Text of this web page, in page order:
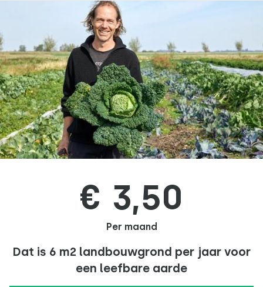
€ 3,50
Per maand
Dat is 6 m2 landbouwgrond per jaar voor
een leefbare aarde